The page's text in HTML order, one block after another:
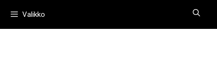
sisältöönValikko